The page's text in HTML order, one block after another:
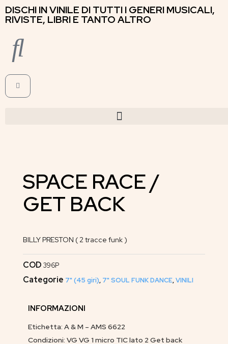
DISCHI IN VINILE DI TUTTI I GENERI MUSICALI,
RIVISTE, LIBRI E TANTO ALTRO
SPACE RACE /
GET BACK
BILLY PRESTON ( 2 tracce funk )
COD 396P
Categorie 7" (45 giri), 7" SOUL FUNK DANCE,VINILI
INFORMAZIONI
Etichetta: A & M – AMS 6622
Condizioni: VG VG 1 micro TIC lato 2 Get back